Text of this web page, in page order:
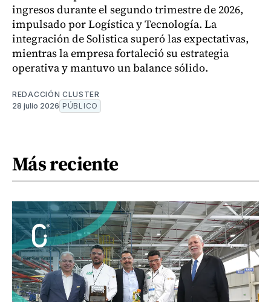
ingresos durante el segundo trimestre de 2026,
impulsado por Logística y Tecnología. La
integración de Solistica superó las expectativas,
mientras la empresa fortaleció su estrategia
operativa y mantuvo un balance sólido.
REDACCIÓN CLUSTER
28 julio 2026 PÚBLICO
Más reciente